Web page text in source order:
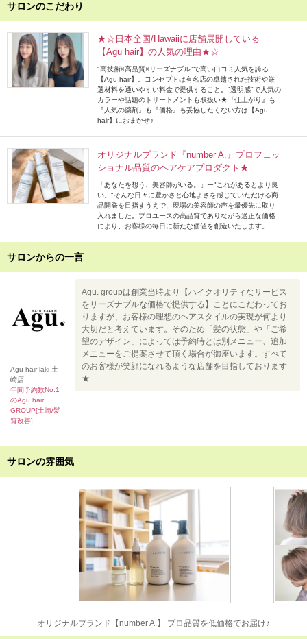
サロンのこだわり
★☆日本全国/Hawaiiに店舗展開している
【Agu hair】の人気の理由★☆
"高技術×高品質×リーズナブル"で高い口コミ人気を誇る
【Agu hair】。コンセプトは有名店の卓越された技術や厳
選材料を通いやすい料金で提供すること。"透明感"で人気の
カラーや話題のトリートメントも取扱い★『仕上がり』も
『人気の薬剤』も『価格』も妥協したくない方は【Agu
hair】におまかせ♪
オリジナルブランド『number A.』プロフェッ
ショナル品質のヘアケアプロダクト★
「あなたを想う、美容師がいる。」ー"これがあるとより良
い。"そんな日々に豊かさと心地よさを感じていただける商
品開発を目指すうえで、現場の美容師の声を最優先に取り
入れました。プロユースの高品質でありながら適正な価格
により、お客様の毎日に新たな価値を創造いたします。
サロンからの一言
Agu hair laki 土
崎店
年間予約数No.1
のAgu.hair
GROUP[土崎/髪
質改善]
Agu. groupは創業当時より【ハイクオリティなサービス
をリーズナブルな価格で提供する】ことにこだわってお
りますが、お客様の理想のヘアスタイルの実現が何より
大切だと考えています。そのため「髪の状態」や「ご希
望のデザイン」によっては予約時とは別メニュー、追加
メニューをご提案させて頂く場合が御座います。すべて
のお客様が笑顔になれるような店舗を目指しております
★
サロンの雰囲気
オリジナルブランド【number A.】 プロ品質を低価格でお届け♪